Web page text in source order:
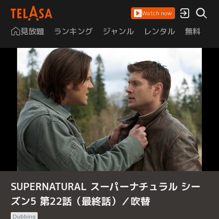
Watch now
見放題 ランキング ジャンル レンタル 無料
SUPERNATURAL スーパーナチュラル シー
ズン5 第22話（最終話）／吹替
Dubbing